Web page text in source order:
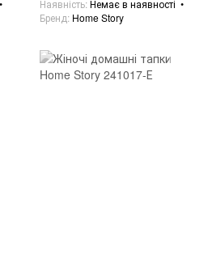
Наявність Немає в наявності
Бренд Home Story